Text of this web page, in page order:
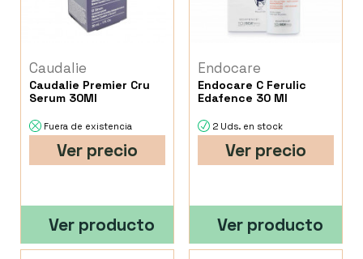
Caudalie
Caudalie Premier Cru
Serum 30Ml
Fuera de existencia
Ver precio
Ver producto
Endocare
Endocare C Ferulic
Edafence 30 Ml
2 Uds. en stock
Ver precio
Ver producto